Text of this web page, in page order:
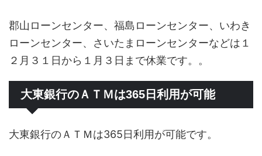
郡山ローンセンター、福島ローンセンター、いわき
ローンセンター、さいたまローンセンターなどは１
２月３１日から１月３日まで休業です。。
大東銀行のＡＴＭは365日利用が可能
大東銀行のＡＴＭは365日利用が可能です。